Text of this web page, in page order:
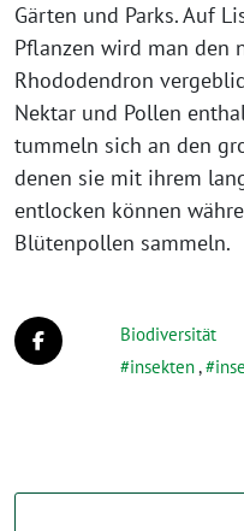
Gärten und Parks. Auf
Pflanzen wird man den
Rhododendron
Nektar und Pollen
tummeln sich an den
denen sie mit ihrem
entlocken können
Blütenpollen sammeln.
Biodiversität
insekten,